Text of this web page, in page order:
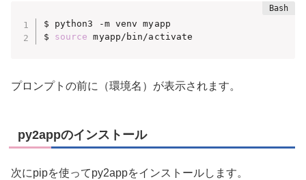
$ python3 -m venv myapp
$ source myapp/bin/activate
プロンプトの前に（環境名）が表示されます。
py2appのインストール
次にpipを使ってpy2appをインストールします。